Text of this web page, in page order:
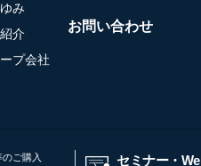
み
介
プ会社
お問い合わせ
ご購入 セミナー・